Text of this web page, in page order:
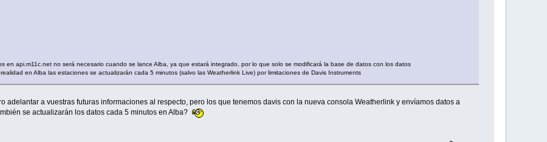
en api.m11c.net no será necesario cuando se lance Alba, ya que estará integrado, por lo que solo se modificará la base de datos con los datos
en Alba las estaciones se actualizarán cada 5 minutos (salvo las Weatherlink Live) por limitaciones de Davis Instruments
adelantar a vuestras futuras informaciones al respecto, pero los que tenemos davis con la nueva consola Weatherlink y envíamos datos a
se actualizarán los datos cada 5 minutos en Alba?